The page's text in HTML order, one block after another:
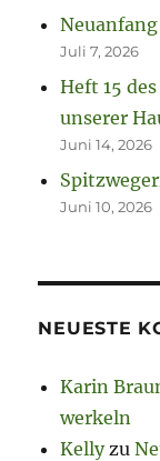
Juli 7, 2026
Heft 15
unserer
Juni 14, 2026
Juni 10, 2026
NEUESTE
Karin
werkeln
Kellyzu